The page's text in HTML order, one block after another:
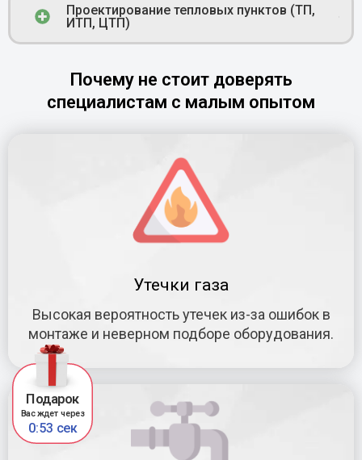
Подарок
Вас ждет через
0:52 сек
Проектирование тепловых пунктов (ТП,
ИТП, ЦТП)
Почему не стоит доверять
специалистам с малым опытом
Утечки газа
Высокая вероятность утечек из-за ошибок в
монтаже и неверном подборе оборудования.